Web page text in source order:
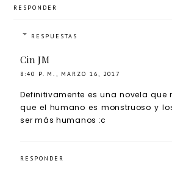
RESPONDER
RESPUESTAS
Cin JM
8:40 P. M., MARZO 16, 2017
Definitivamente es una novela que
que el humano es monstruoso y
ser más humanos :c
RESPONDER